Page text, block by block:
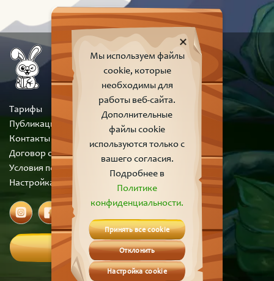
Тарифы
Публикации
Контакты
Договор оферты
Условия пользования сайтом
Настройка cookie
Вход
Мы используем файлы
cookie, которые
необходимы для
работы веб-сайта.
Дополнительные
файлы cookie
используются только с
вашего согласия.
Подробнее в
Политике
конфиденциальности.
Принять все cookie
Отклонить
Настройка cookie